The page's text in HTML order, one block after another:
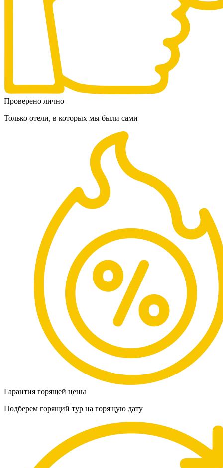
Проверено лично
Только отели, в которых мы были сами
Гарантия горящей цены
Подберем горящий тур на горящую дату